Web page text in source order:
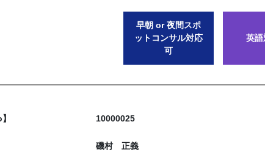
早朝 or 夜間スポ
ットコンサル対応
可
英
10000025
磯村 正義